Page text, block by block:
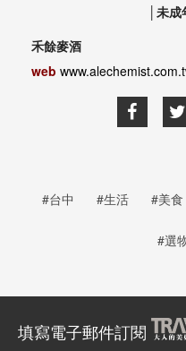
│未成
禾餘麥酒
web
#台中 #生活 #美食
#選
填寫電子郵件訂閱